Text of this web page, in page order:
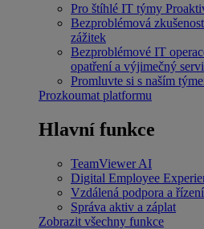
Pro štíhlé IT týmy
Bezproblémová zkušenost
zážitek
Bezproblémové IT
opatření a výjimečný
Promluvte si s naším
Prozkoumat platformu
Hlavní funkce
TeamViewer AI
Digital Employee
Vzdálená podpora a řízení
Správa aktiv a záplat
Zobrazit všechny funkce